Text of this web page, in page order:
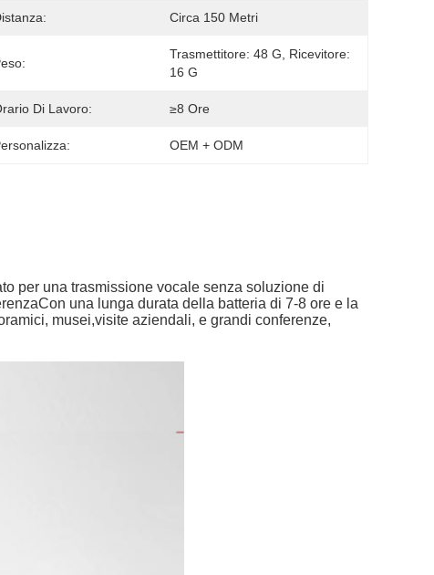
Circa 150 Metri
Trasmettitore: 48 G, Ricevitore:
16 G
Di Lavoro: ≥8 Ore
OEM + ODM
per una trasmissione vocale senza soluzione di
una lunga durata della batteria di 7-8 ore e la
musei,visite aziendali, e grandi conferenze,